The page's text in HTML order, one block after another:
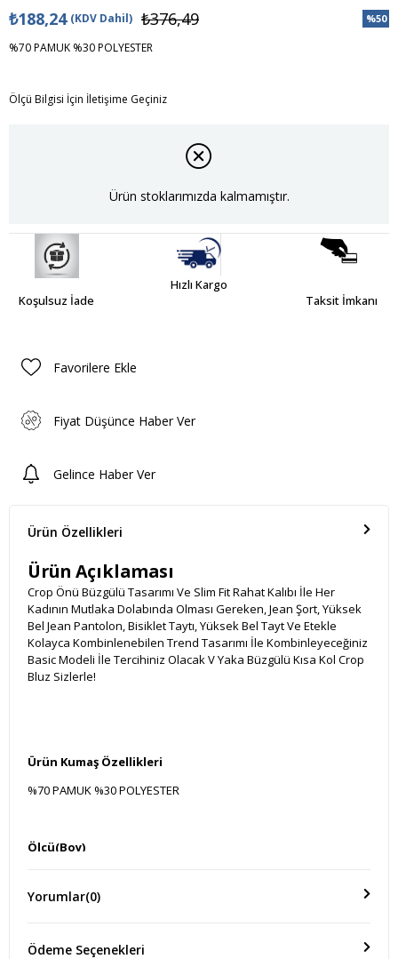
%50
₺376,49
₺188,24 (KDV Dahil)
%70 PAMUK %30 POLYESTER
Ölçü Bilgisi İçin İletişime Geçiniz
Ürün stoklarımızda kalmamıştır.
Koşulsuz İade
Hızlı Kargo
Taksit İmkanı
Favorilere Ekle
Fiyat Düşünce Haber Ver
Gelince Haber Ver
Ürün Özellikleri
Ürün Açıklaması
Crop Önü Büzgülü Tasarımı Ve Slim Fit Rahat Kalıbı İle Her
Kadının Mutlaka Dolabında Olması Gereken, Jean Şort, Yüksek
Bel Jean Pantolon, Bisiklet Taytı, Yüksek Bel Tayt Ve Etekle
Kolayca Kombinlenebilen Trend Tasarımı İle Kombinleyeceğiniz
Basic Modeli İle Tercihiniz Olacak V Yaka Büzgülü Kısa Kol Crop
Bluz Sizlerle!
Ürün Kumaş Özellikleri
%70 PAMUK %30 POLYESTER
Ölçü(Boy)
Yorumlar(0)
Ödeme Seçenekleri